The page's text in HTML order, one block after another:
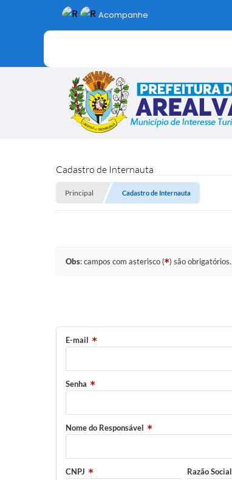
Acompanhe
Cadastro de Internauta
Principal Cadastro de Internauta
Obs: campos com asterisco ( ) são obrigatórios.
E-mail
Senha
Nome do Responsável
CNPJ Razão Social